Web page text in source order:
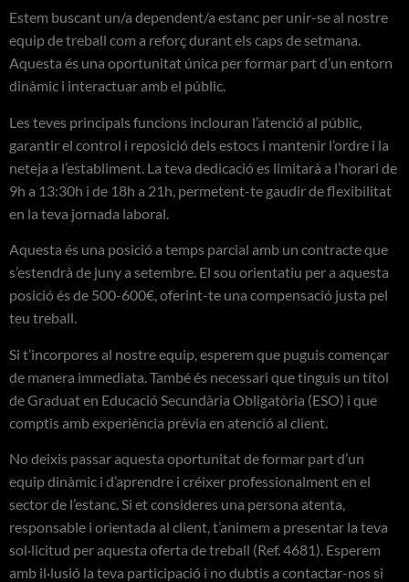
Estem buscant un/a dependent/a estanc per unir-se al nostre
equip de treball com a reforç durant els caps de setmana.
Aquesta és una oportunitat única per formar part d’un entorn
dinàmic i interactuar amb el públic.
Les teves principals funcions inclouran l’atenció al públic,
garantir el control i reposició dels estocs i mantenir l’ordre i la
neteja a l’establiment. La teva dedicació es limitarà a l’horari de
9h a 13:30h i de 18h a 21h, permetent-te gaudir de flexibilitat
en la teva jornada laboral.
Aquesta és una posició a temps parcial amb un contracte que
s’estendrà de juny a setembre. El sou orientatiu per a aquesta
posició és de 500-600€, oferint-te una compensació justa pel
teu treball.
Si t’incorpores al nostre equip, esperem que puguis començar
de manera immediata. També és necessari que tinguis un títol
de Graduat en Educació Secundària Obligatòria (ESO) i que
comptis amb experiència prèvia en atenció al client.
No deixis passar aquesta oportunitat de formar part d’un
equip dinàmic i d’aprendre i créixer professionalment en el
sector de l’estanc. Si et consideres una persona atenta,
responsable i orientada al client, t’animem a presentar la teva
sol·licitud per aquesta oferta de treball (Ref. 4681). Esperem
amb il·lusió la teva participació i no dubtis a contactar-nos si